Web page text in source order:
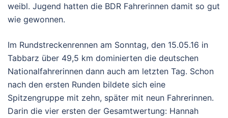
weibl. Jugend hatten die BDR Fahrerinnen damit so gut
wie gewonnen.
Im Rundstreckenrennen am Sonntag, den 15.05.16 in
Tabbarz über 49,5 km dominierten die deutschen
Nationalfahrerinnen dann auch am letzten Tag. Schon
nach den ersten Runden bildete sich eine
Spitzengruppe mit zehn, später mit neun Fahrerinnen.
Darin die vier ersten der Gesamtwertung: Hannah